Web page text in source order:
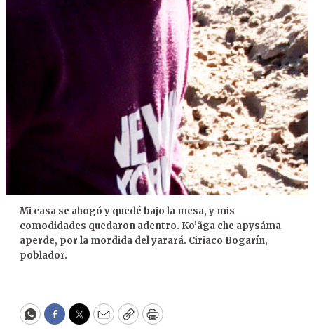
Mi casa se ahogó y quedé bajo la mesa, y mis
comodidades quedaron adentro. Ko’ãga che apysáma
aperde, por la mordida del yarará. Ciriaco Bogarín,
poblador.
WhatsApp
Facebook
Twitter
EmailCopyPrint